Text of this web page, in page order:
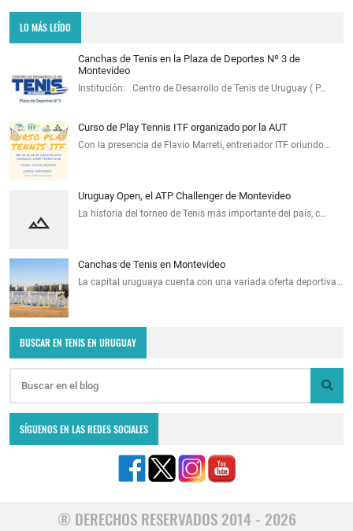
LO MÁS LEÍDO
Canchas de Tenis en la Plaza de Deportes Nº 3 de
Montevideo
Institución: Centro de Desarrollo de Tenis de Uruguay ( P…
Curso de Play Tennis ITF organizado por la AUT
Con la presencia de Flavio Marreti, entrenador ITF oriundo…
Uruguay Open, el ATP Challenger de Montevideo
La historia del torneo de Tenis más importante del país, c…
Canchas de Tenis en Montevideo
La capital uruguaya cuenta con una variada oferta deportiva…
BUSCAR EN TENIS EN URUGUAY
SÍGUENOS EN LAS REDES SOCIALES
® DERECHOS RESERVADOS 2014 - 2026